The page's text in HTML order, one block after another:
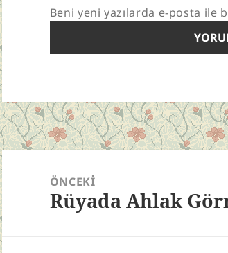
Beni yeni yazılarda e-posta ile
Yazı
gezinmesiÖNCEKI
Önceki
Rüyada Ahlak